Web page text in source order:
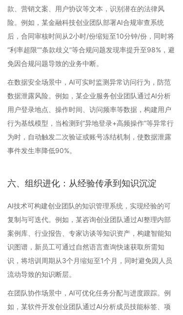
款、营销文案、用户协议等文本，识别潜在的法律风
险。例如，某金融科技创业团队部署AI合规审查系统
后，合同审核时间从2小时/份缩短至10分钟/份，同时将
“利率超限”“条款歧义”等合规问题发现率提升至98%，避
免因合规问题导致的业务中断。
在数据安全场景中，AI可实时监测异常访问行为，防范
数据泄露风险。例如，某企业服务创业团队通过AI分析
用户登录地点、操作时间、访问频率等数据，构建用户
行为基线模型，当检测到“异地登录+高频操作”等异常行
为时，自动触发二次验证或账号冻结机制，使数据泄露
事件发生率降低90%。
六、组织进化：从经验传承到知识沉淀
AI技术可构建创业团队的知识管理系统，实现经验的可
复制与可迭代。例如，某咨询创业团队通过AI整理内部
案例库、行业报告、专家访谈等知识资产，构建智能知
识图谱，新员工可通过自然语言查询快速获取所需知
识，将培训周期从3个月缩短至1个月，同时避免因人员
流动导致的知识断层。
在团队协作场景中，AI可优化任务分配与进度跟踪。例
如，某软件开发创业团队通过AI分析成员技能标签、项